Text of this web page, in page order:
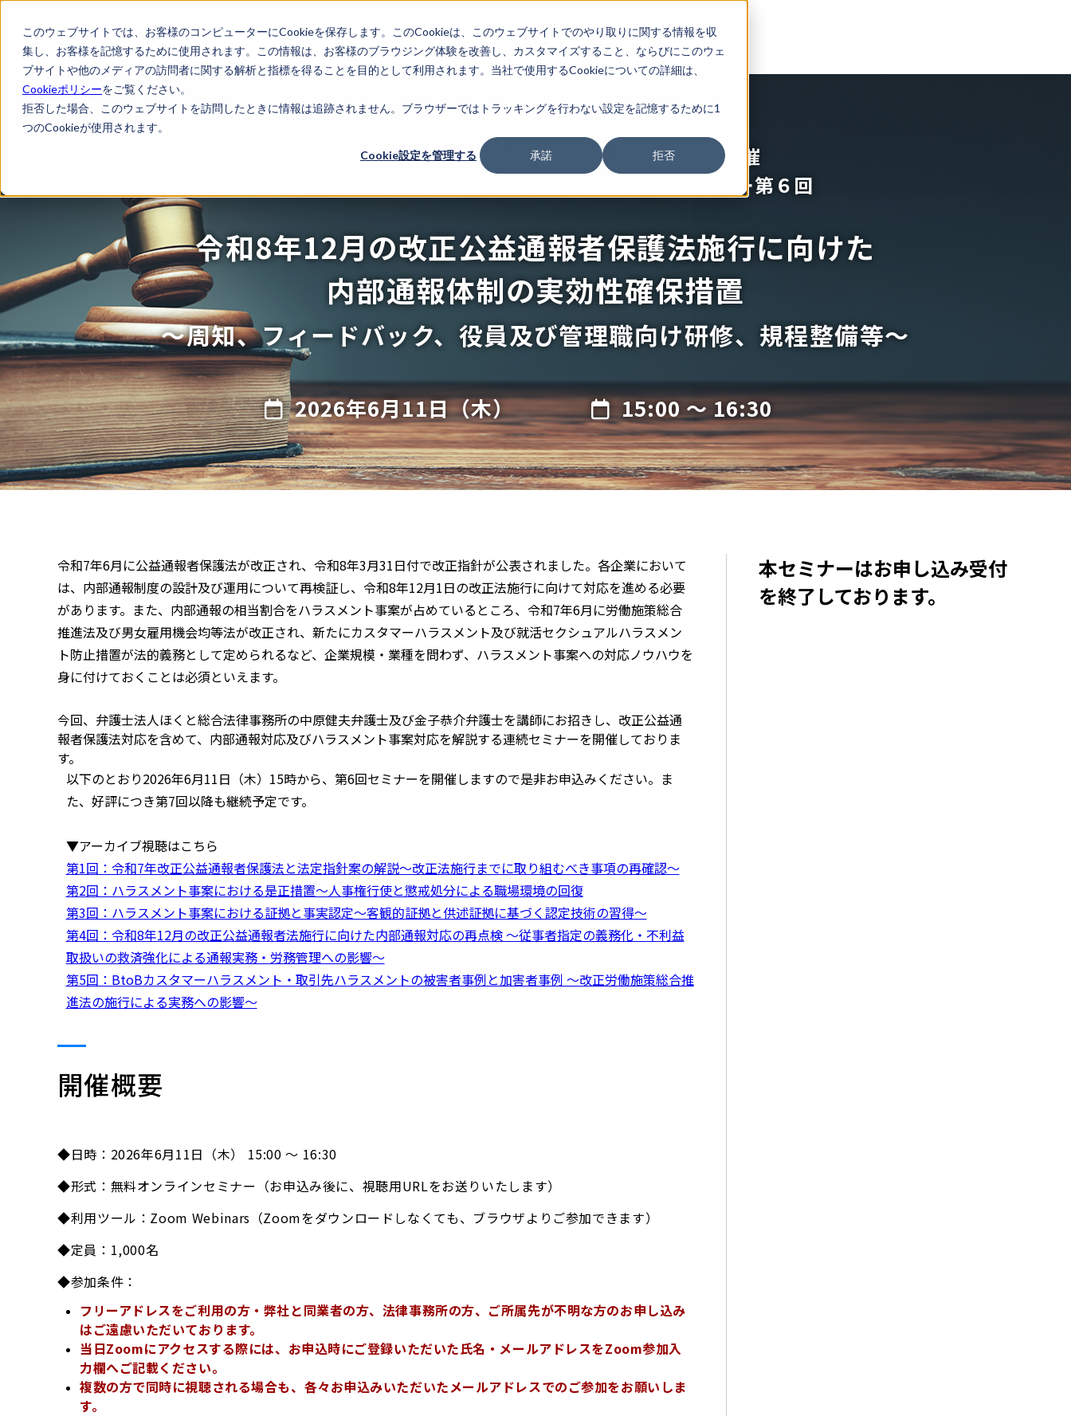
このウェブサイトでは、お客様のコンピューターにCookieを保存します。このCookieは、このウェブサイトでのやり取りに関する情報を収
集し、お客様を記憶するために使用されます。この情報は、お客様のブラウジング体験を改善し、カスタマイズすること、ならびにこのウェ
ブサイトや他のメディアの訪問者に関する解析と指標を得ることを目的として利用されます。当社で使用するCookieについての詳細は、
Cookieポリシーをご覧ください。
拒否した場合、このウェブサイトを訪問したときに情報は追跡されません。ブラウザーではトラッキングを行わない設定を記憶するために1
つのCookieが使用されます。
Cookie設定を管理する 承諾 拒否
弁護士法人ほくと総合法律事務所 / FRONTEO共催
「内部通報対応・ハラスメント事案対応」連続セミナー第６回
令和8年12月の改正公益通報者保護法施行に向けた
内部通報体制の実効性確保措置
～周知、フィードバック、役員及び管理職向け研修、規程整備等～
2026年6月11日（木） 15:00 ～ 16:30
令和7年6月に公益通報者保護法が改正され、令和8年3月31日付で改正指針が公表されました。各企業において
は、内部通報制度の設計及び運用について再検証し、令和8年12月1日の改正法施行に向けて対応を進める必要
があります。また、内部通報の相当割合をハラスメント事案が占めているところ、令和7年6月に労働施策総合
推進法及び男女雇用機会均等法が改正され、新たにカスタマーハラスメント及び就活セクシュアルハラスメン
ト防止措置が法的義務として定められるなど、企業規模・業種を問わず、ハラスメント事案への対応ノウハウを
身に付けておくことは必須といえます。
今回、弁護士法人ほくと総合法律事務所の中原健夫弁護士及び金子恭介弁護士を講師にお招きし、改正公益通
報者保護法対応を含めて、内部通報対応及びハラスメント事案対応を解説する連続セミナーを開催しておりま
す。
以下のとおり2026年6月11日（木）15時から、第6回セミナーを開催しますので是非お申込みください。ま
た、好評につき第7回以降も継続予定です。
▼アーカイブ視聴はこちら
第1回：令和7年改正公益通報者保護法と法定指針案の解説～改正法施行までに取り組むべき事項の再確認～
第2回：ハラスメント事案における是正措置～人事権行使と懲戒処分による職場環境の回復
第3回：ハラスメント事案における証拠と事実認定～客観的証拠と供述証拠に基づく認定技術の習得～
第4回：令和8年12月の改正公益通報者法施行に向けた内部通報対応の再点検 ～従事者指定の義務化・不利益
取扱いの救済強化による通報実務・労務管理への影響～
第5回：BtoBカスタマーハラスメント・取引先ハラスメントの被害者事例と加害者事例 ～改正労働施策総合推
進法の施行による実務への影響～
開催概要
◆日時：2026年6月11日（木） 15:00 ～ 16:30
◆形式：無料オンラインセミナー（お申込み後に、視聴用URLをお送りいたします）
◆利用ツール：Zoom Webinars（Zoomをダウンロードしなくても、ブラウザよりご参加できます）
◆定員：1,000名
◆参加条件：
フリーアドレスをご利用の方・弊社と同業者の方、法律事務所の方、ご所属先が不明な方のお申し込み
はご遠慮いただいております。
当日Zoomにアクセスする際には、お申込時にご登録いただいた氏名・メールアドレスをZoom参加入
力欄へご記載ください。
複数の方で同時に視聴される場合も、各々お申込みいただいたメールアドレスでのご参加をお願いしま
す。
本セミナーはお申し込み受付
を終了しております。